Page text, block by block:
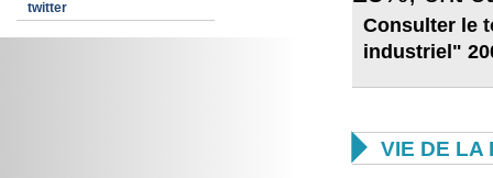
twitter
Consulter le
industriel"
 VIE DE LA